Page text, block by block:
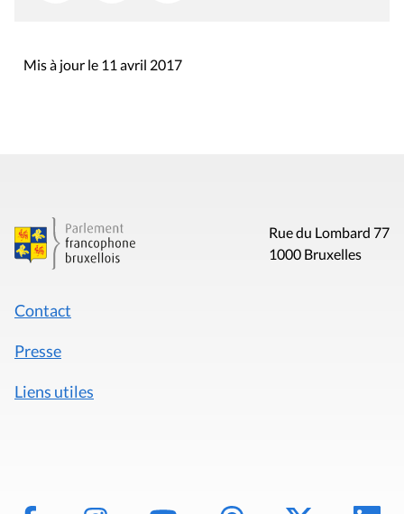
Mis à jour le 11 avril 2017
Rue du Lombard 77
1000 Bruxelles
Contact
Presse
Liens utiles